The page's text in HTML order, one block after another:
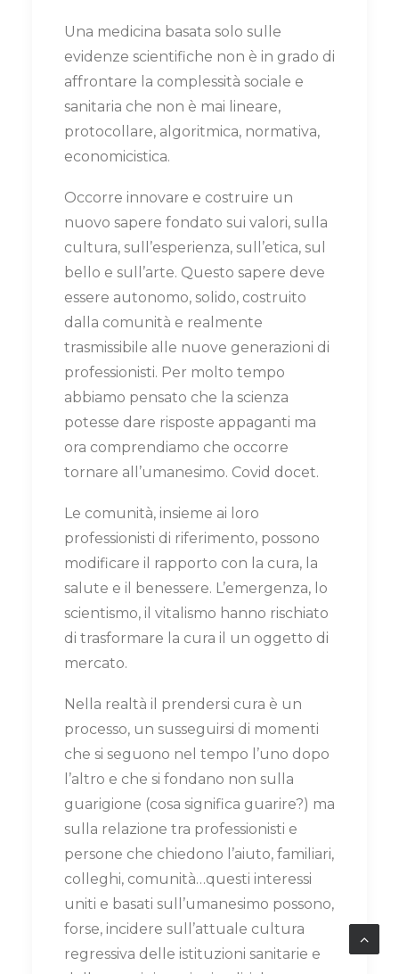
Una medicina basata solo sulle
evidenze scientifiche non è in grado di
affrontare la complessità sociale e
sanitaria che non è mai lineare,
protocollare, algoritmica, normativa,
economicistica.
Occorre innovare e costruire un
nuovo sapere fondato sui valori, sulla
cultura, sull’esperienza, sull’etica, sul
bello e sull’arte. Questo sapere deve
essere autonomo, solido, costruito
dalla comunità e realmente
trasmissibile alle nuove generazioni di
professionisti. Per molto tempo
abbiamo pensato che la scienza
potesse dare risposte appaganti ma
ora comprendiamo che occorre
tornare all’umanesimo. Covid docet.
Le comunità, insieme ai loro
professionisti di riferimento, possono
modificare il rapporto con la cura, la
salute e il benessere. L’emergenza, lo
scientismo, il vitalismo hanno rischiato
di trasformare la cura il un oggetto di
mercato.
Nella realtà il prendersi cura è un
processo, un susseguirsi di momenti
che si seguono nel tempo l’uno dopo
l’altro e che si fondano non sulla
guarigione (cosa significa guarire?) ma
sulla relazione tra professionisti e
persone che chiedono l’aiuto, familiari,
colleghi, comunità…questi interessi
uniti e basati sull’umanesimo possono,
forse, incidere sull’attuale cultura
regressiva delle istituzioni sanitarie e